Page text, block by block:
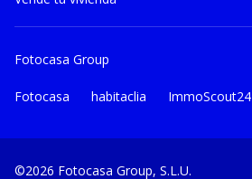
Fotocasa Group
Fotocasa habitaclia ImmoScout24
©2026 Fotocasa Group, S.L.U.